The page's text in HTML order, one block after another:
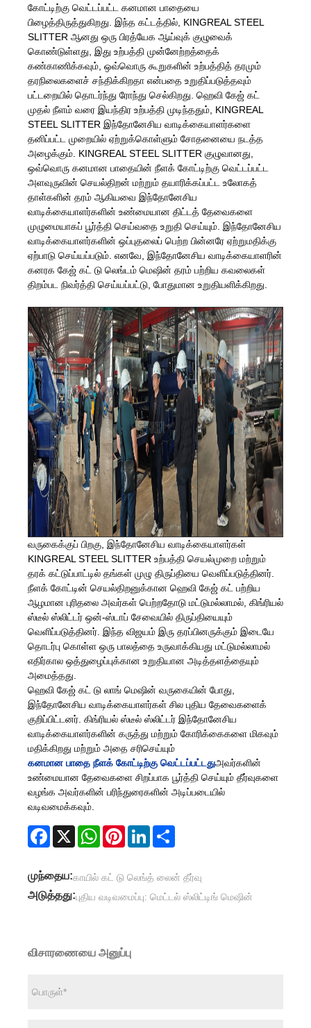
கோட்டிற்கு வெட்டப்பட்ட கனமான பாதையை
பிழைத்திருத்துகிறது. இந்த கட்டத்தில், KINGREAL STEEL
SLITTER ஆனது ஒரு பிரத்யேக ஆய்வுக் குழுவைக்
கொண்டுள்ளது, இது உற்பத்தி முன்னேற்றத்தைக்
கண்காணிக்கவும், ஒவ்வொரு கூறுகளின் உற்பத்தித் தரமும்
தரநிலைகளைச் சந்திக்கிறதா என்பதை உறுதிப்படுத்தவும்
பட்டறையில் தொடர்ந்து ரோந்து செல்கிறது. ஹெவி கேஜ் கட்
முதல் நீளம் வரை இயந்திர உற்பத்தி முடிந்ததும், KINGREAL
STEEL SLITTER இந்தோனேசிய வாடிக்கையாளர்களை
தனிப்பட்ட முறையில் ஏற்றுக்கொள்ளும் சோதனையை நடத்த
அழைக்கும். KINGREAL STEEL SLITTER குழுவானது,
ஒவ்வொரு கனமான பாதையின் நீளக் கோட்டிற்கு வெட்டப்பட்ட
அளவுருவின் செயல்திறன் மற்றும் தயாரிக்கப்பட்ட உலோகத்
தாள்களின் தரம் ஆகியவை இந்தோனேசிய
வாடிக்கையாளர்களின் உண்மையான திட்டத் தேவைகளை
முழுமையாகப் பூர்த்தி செய்வதை உறுதி செய்யும். இந்தோனேசிய
வாடிக்கையாளர்களின் ஒப்புதலைப் பெற்ற பின்னரே ஏற்றுமதிக்கு
ஏற்பாடு செய்யப்படும். எனவே, இந்தோனேசிய வாடிக்கையாளரின்
கனரக கேஜ் கட் டு லெங்டம் மெஷின் தரம் பற்றிய கவலைகள்
திறம்பட நிவர்த்தி செய்யப்பட்டு, போதுமான உறுதியளிக்கிறது.
வருகைக்குப் பிறகு, இந்தோனேசிய வாடிக்கையாளர்கள்
KINGREAL STEEL SLITTER உற்பத்தி செயல்முறை மற்றும்
தரக் கட்டுப்பாட்டில் தங்கள் முழு திருப்தியை வெளிப்படுத்தினர்.
நீளக் கோட்டின் செயல்திறனுக்கான ஹெவி கேஜ் கட் பற்றிய
ஆழமான புரிதலை அவர்கள் பெற்றதோடு மட்டுமல்லாமல், கிங்ரியல்
ஸ்டீல் ஸ்லிட்டர் ஒன்-ஸ்டாப் சேவையில் திருப்தியையும்
வெளிப்படுத்தினர். இந்த விஜயம் இரு தரப்பினருக்கும் இடையே
தொடர்பு கொள்ள ஒரு பாலத்தை உருவாக்கியது மட்டுமல்லாமல்
எதிர்கால ஒத்துழைப்புக்கான உறுதியான அடித்தளத்தையும்
அமைத்தது.
ஹெவி கேஜ் கட் டு லாங் மெஷின் வருகையின் போது, ​​
இந்தோனேசிய வாடிக்கையாளர்கள் சில புதிய தேவைகளைக்
குறிப்பிட்டனர். கிங்ரியல் ஸ்டீல் ஸ்லிட்டர் இந்தோனேசிய
வாடிக்கையாளர்களின் கருத்து மற்றும் கோரிக்கைகளை மிகவும்
மதிக்கிறது மற்றும் அதை சரிசெய்யும்
கனமான பாதை நீளக் கோட்டிற்கு வெட்டப்பட்டதுஅவர்களின்
உண்மையான தேவைகளை சிறப்பாக பூர்த்தி செய்யும் தீர்வுகளை
வழங்க அவர்களின் பரிந்துரைகளின் அடிப்படையில்
வடிவமைக்கவும்.
Facebook
X WhatsAppPinterestLinkedIn
முந்தைய:காயில் கட் டு லெங்த் லைன் தீர்வு
அடுத்தது:புதிய வடிவமைப்பு: மெட்டல் ஸ்லிட்டிங் மெஷின்
விசாரணையை அனுப்பு